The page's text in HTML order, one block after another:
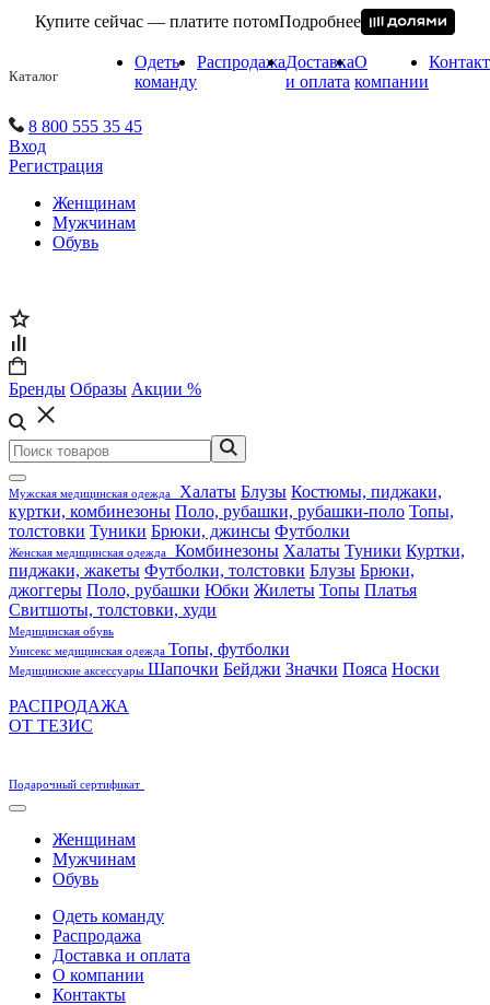
Купите сейчас — платите потомПодробнее
Каталог
Одеть
команду
РаспродажаДоставка
и оплата
О
компании
8 800 555 35 45
Вход
Регистрация
Женщинам
Мужчинам
Обувь
Бренды Образы Акции %
Мужская медицинская одежда Халаты Блузы Костюмы, пиджаки,
куртки, комбинезоны Поло, рубашки, рубашки-поло Топы,
толстовки Туники Брюки, джинсы Футболки
Женская медицинская одежда Комбинезоны Халаты Туники Куртки,
пиджаки, жакеты Футболки, толстовки Блузы Брюки,
джоггеры Поло, рубашки Юбки Жилеты Топы Платья
Свитшоты, толстовки, худи
Медицинская обувь
Унисекс медицинская одежда Топы, футболки
Медицинские аксессуары Шапочки Бейджи Значки Пояса Носки
РАСПРОДАЖА
ОТ ТЕЗИС
Подарочный сертификат
Женщинам
Мужчинам
Обувь
Одеть команду
Распродажа
Доставка и оплата
О компании
Контакты